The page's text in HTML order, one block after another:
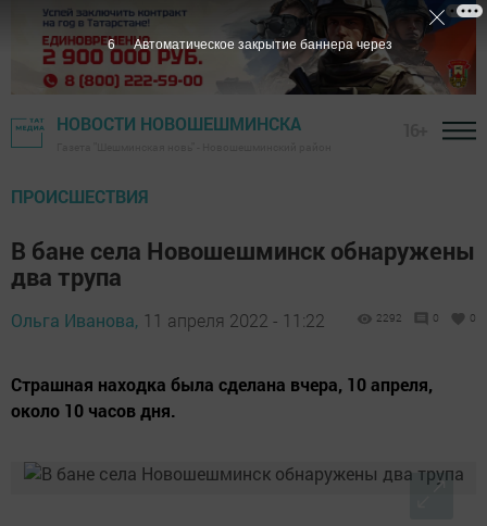
НОВОСТИ НОВОШЕШМИНСКА
ПРОИСШЕСТВИЯ
В бане села Новошешминск обнаружены
два трупа
Ольга Иванова, 11 апреля 2022 - 11:22 2292 0 0
Страшная находка была сделана вчера, 10 апреля,
около 10 часов дня.
5 Автоматическое закрытие баннера через